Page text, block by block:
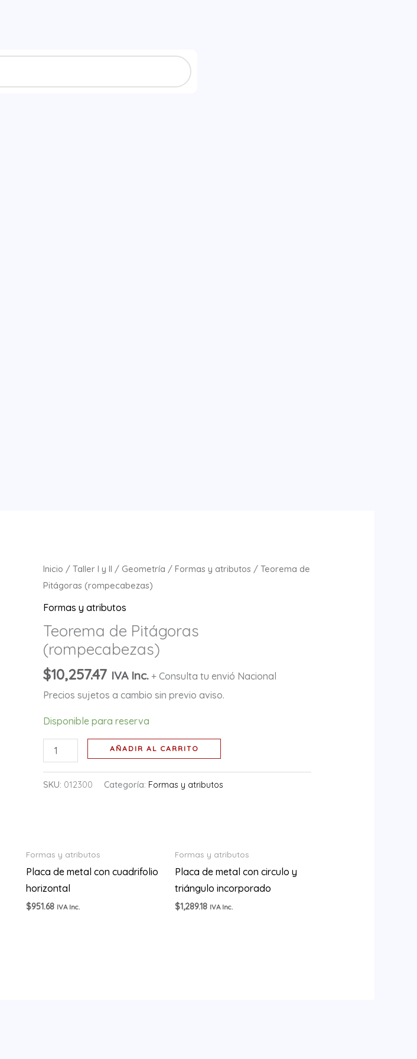
Inicio /Taller I y II / Geometría /Formas y atributos / Teorema de
Pitágoras (rompecabezas)
Formas y atributos
Teorema de Pitágoras
(rompecabezas)
$10,257.47 IVA Inc. + Consulta tu envió Nacional
Precios sujetos a cambio sin previo aviso.
Disponible para reserva
Teorema
de
Pitágoras
cantidad
AÑADIR AL CARRITO
SKU: 012300 Categoría: Formas y atributos
Formas y atributos
Placa de metal con cuadrifolio
horizontal
$951.68 IVA Inc.
Formas y atributos
Placa de metal con circulo y
triángulo incorporado
$1,289.18 IVA Inc.